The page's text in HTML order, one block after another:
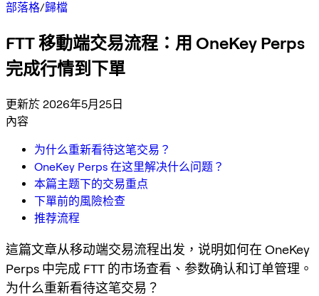
部落格/歸檔
FTT 移動端交易流程：用 OneKey Perps
完成行情到下單
更新於 2026年5月25日
內容
为什么重新看待这笔交易？
OneKey Perps 在这里解决什么问题？
本篇主题下的交易重点
下單前的風險检查
推荐流程
這篇文章从移动端交易流程出发，说明如何在 OneKey
Perps 中完成 FTT 的市场查看、参数确认和订单管理。
为什么重新看待这笔交易？